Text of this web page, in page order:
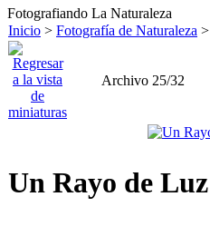
Fotografiando La Naturaleza
Inicio > Fotografía de Naturaleza >
Archivo 25/32
Un Rayo de Luz